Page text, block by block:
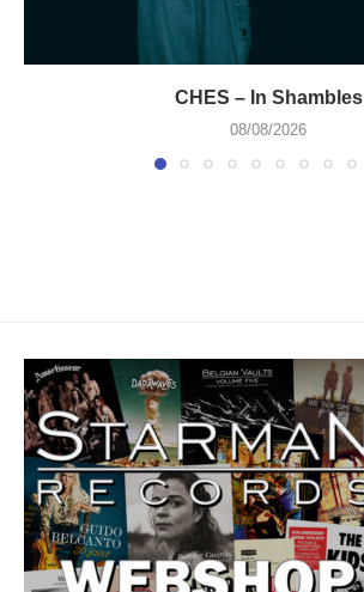
CHES – In Shambles
08/08/2026